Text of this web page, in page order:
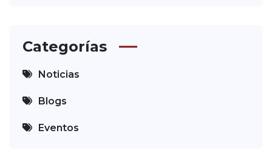
Categorías
Noticias
Blogs
Eventos